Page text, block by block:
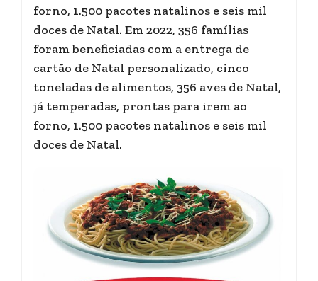
forno, 1.500 pacotes natalinos e seis mil
doces de Natal. Em 2022, 356 famílias
foram beneficiadas com a entrega de
cartão de Natal personalizado, cinco
toneladas de alimentos, 356 aves de Natal,
já temperadas, prontas para irem ao
forno, 1.500 pacotes natalinos e seis mil
doces de Natal.